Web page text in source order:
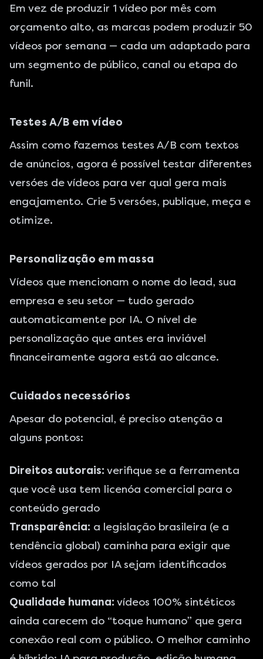
Em vez de produzir 1 vídeo por mês com
orçamento alto, as marcas podem produzir 50
vídeos por semana — cada um adaptado para
um segmento de público, canal ou etapa do
funil.
Testes A/B em vídeo
Assim como fazemos testes A/B com textos
de anúncios, agora é possível testar diferentes
versóes de vídeos para ver qual gera mais
engajamento. Crie 5 versóes, publique, meça e
otimize.
Personalização em massa
Vídeos que mencionam o nome do lead, sua
empresa e seu setor — tudo gerado
automaticamente por IA. O nível de
personalização que antes era inviável
financeiramente agora está ao alcance.
Cuidados necessórios
Apesar do potencial, é preciso atenção a
alguns pontos:
Direitos autorais: verifique se a ferramenta
que você usa tem licenóa comercial para o
conteúdo gerado
Transparência: a legislação brasileira (e a
tendência global) caminha para exigir que
vídeos gerados por IA sejam identificados
como tal
Qualidade humana: vídeos 100% sintéticos
ainda carecem do “toque humano” que gera
conexão real com o público. O melhor caminho